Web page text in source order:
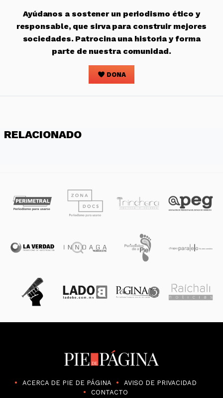
Ayúdanos a sostener un periodismo ético y
responsable, que sirva para construir mejores
sociedades. Patrocina una historia y forma
parte de nuestra comunidad.
DONA
RELACIONADO
ACERCA DE PIE DE PÁGINA
AVISO DE PRIVACIDAD
CONTACTO